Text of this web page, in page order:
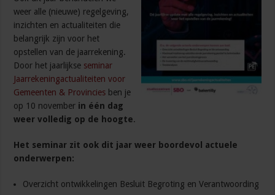
weer alle (nieuwe) regelgeving,
inzichten en actualiteiten die
belangrijk zijn voor het
opstellen van de jaarrekening.
Door het jaarlijkse seminar
Jaarrekeningactualiteiten voor
Gemeenten & Provincies ben je
op 10 november in één dag
weer volledig op de hoogte.
Het seminar zit ook dit jaar weer boordevol actuele
onderwerpen:
Overzicht ontwikkelingen Besluit Begroting en Verantwoording